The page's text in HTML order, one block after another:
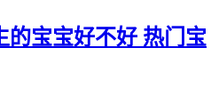
的宝宝好不好 热门宝